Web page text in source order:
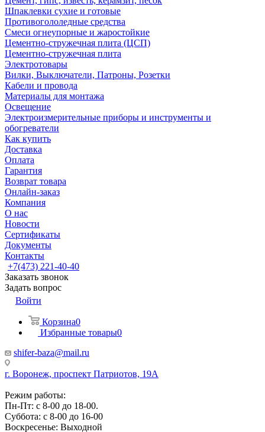
Шпаклевки сухие и готовые
Противогололедные средства
Смеси огнеупорные и жаростойкие
Цементно-стружечная плита (ЦСП)
Цементно-стружечная плита
Электротовары
Вилки, Выключатели, Патроны, Розетки
Кабели и провода
Материалы для монтажа
Освещение
Электроизмерительные приборы и инструменты и
обогреватели
Как купить
Доставка
Оплата
Гарантия
Возврат товара
Онлайн-заказ
Компания
О нас
Новости
Сертификаты
Документы
Контакты
+7(473) 221-40-40
Заказать звонок
Задать вопрос
Войти
Корзина0
Избранные товары0
shifer-baza@mail.ru
г. Воронеж, проспект Патриотов, 19А
Режим работы:
Пн-Пт: с 8-00 до 18-00.
Суббота: с 8-00 до 16-00
Воскресенье: Выходной